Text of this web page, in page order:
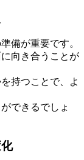
備が重要です。
向き合うことが
持つことで、よ
できるでしょ